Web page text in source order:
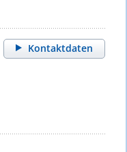
Kontaktdaten